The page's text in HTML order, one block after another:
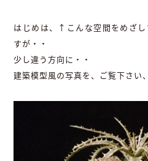
はじめは、↑こんな空間をめざ
すが・・
少し違う方向に・・
建築模型風の写真を、ご覧下さい